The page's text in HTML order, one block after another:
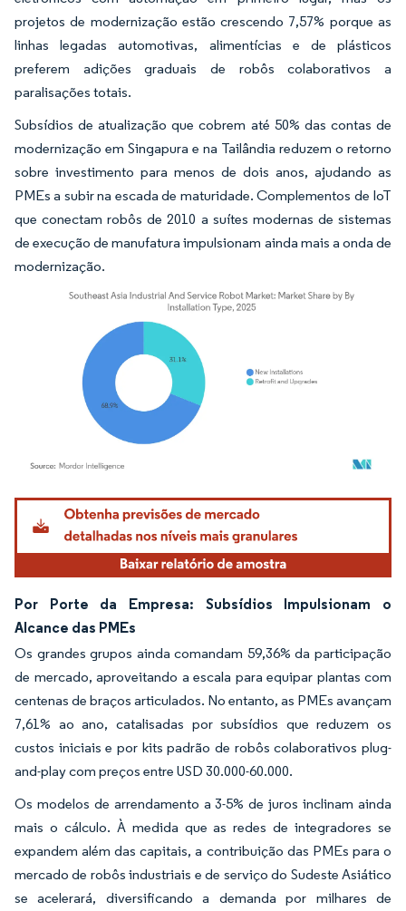
projetos de modernização estão crescendo 7,57% porque as
linhas legadas automotivas, alimentícias e de plásticos
preferem adições graduais de robôs colaborativos a
paralisações totais.
Subsídios de atualização que cobrem até 50% das contas de
modernização em Singapura e na Tailândia reduzem o retorno
sobre investimento para menos de dois anos, ajudando as
PMEs a subir na escada de maturidade. Complementos de IoT
que conectam robôs de 2010 a suítes modernas de sistemas
de execução de manufatura impulsionam ainda mais a onda de
modernização.
Imagem © Mordor Intelligence. O reuso requer atribuição conforme CC BY 4.0.
Por Porte da Empresa: Subsídios Impulsionam o
Alcance das PMEs
Os grandes grupos ainda comandam 59,36% da participação
de mercado, aproveitando a escala para equipar plantas com
centenas de braços articulados. No entanto, as PMEs avançam
7,61% ao ano, catalisadas por subsídios que reduzem os
custos iniciais e por kits padrão de robôs colaborativos plug-
and-play com preços entre USD 30.000-60.000.
Os modelos de arrendamento a 3-5% de juros inclinam ainda
mais o cálculo. À medida que as redes de integradores se
expandem além das capitais, a contribuição das PMEs para o
mercado de robôs industriais e de serviço do Sudeste Asiático
se acelerará, diversificando a demanda por milhares de